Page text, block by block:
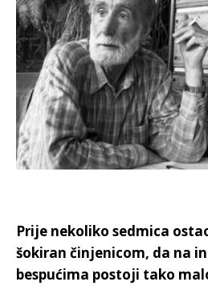
Prije nekoliko sedmica
šokiran činjenicom, da na
bespućima postoji tako